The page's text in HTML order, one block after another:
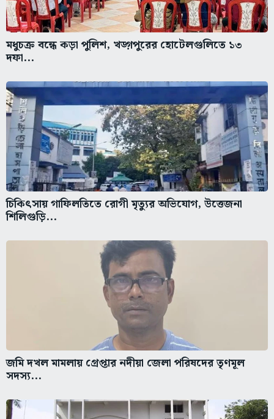
মধুচক্র বন্ধে কড়া পুলিশ, খড়্গপুরের হোটেলগুলিতে ১৩
দফা...
চিকিৎসায় গাফিলতিতে রোগী মৃত্যুর অভিযোগ, উত্তেজনা
শিলিগুড়ি...
জমি দখল মামলায় গ্রেপ্তার নদীয়া জেলা পরিষদের তৃণমূল
সদস্য...